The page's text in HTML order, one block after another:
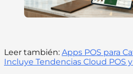
Leer también: Apps POS para
Incluye Tendencias Cloud POS